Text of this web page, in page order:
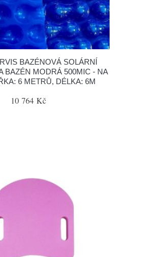
BAZÉNOVÁ SOLÁRNÍ
BAZÉN MODRÁ 500MIC - NA
6 METRŮ, DÉLKA: 6M
10 764 Kč